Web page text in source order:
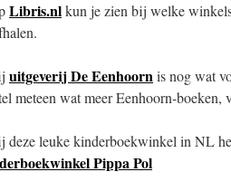
Libris.nlkun je zien bij welke
uitgeverij De Eenhoornis nog wat
meteen wat meer Eenhoorn-boeken,
deze leuke kinderboekwinkel in NL
Pippa Pol